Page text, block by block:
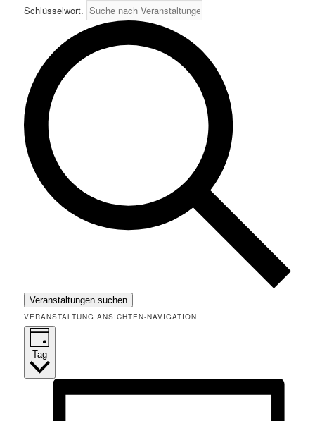
Schlüsselwort.
Veranstaltungen suchen
VERANSTALTUNG ANSICHTEN-NAVIGATION
Tag